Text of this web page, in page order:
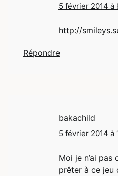
5 février 2014 à
http://
Répondre
bakachild
5 février 2014 à
Moi je n’ai pas
prêter à ce jeu